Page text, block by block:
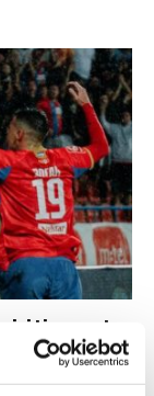
Lige prvaka